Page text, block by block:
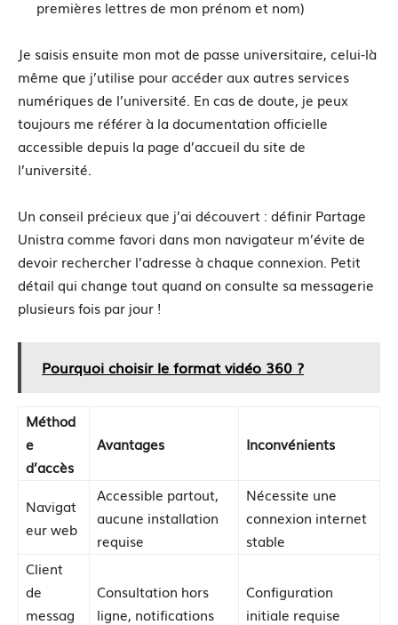
premières lettres de mon prénom et nom)
Je saisis ensuite mon mot de passe universitaire, celui-là
même que j’utilise pour accéder aux autres services
numériques de l’université. En cas de doute, je peux
toujours me référer à la documentation officielle
accessible depuis la page d’accueil du site de
l’université.
Un conseil précieux que j’ai découvert : définir Partage
Unistra comme favori dans mon navigateur m’évite de
devoir rechercher l’adresse à chaque connexion. Petit
détail qui change tout quand on consulte sa messagerie
plusieurs fois par jour !
Pourquoi choisir le format vidéo 360 ?
Méthod
e
d’accès
Avantages Inconvénients
Navigat
eur web
Accessible partout,
aucune installation
requise
Nécessite une
connexion internet
stable
Client
de
messag
Consultation hors
ligne, notifications
Configuration
initiale requise